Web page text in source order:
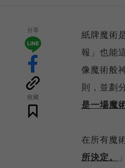
分享
收藏
紙牌魔術
報」也能
像魔術般
則，並劃
是一場魔
在所有魔
所決定。